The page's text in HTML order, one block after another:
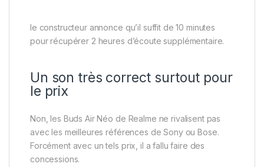
le constructeur annonce qu’il suffit de 10 minutes
pour récupérer 2 heures d’écoute supplémentaire.
Un son très correct surtout pour
le prix
Non, les Buds Air Néo de Realme ne rivalisent pas
avec les meilleures références de Sony ou Bose.
Forcément avec un tels prix, il a fallu faire des
concessions.